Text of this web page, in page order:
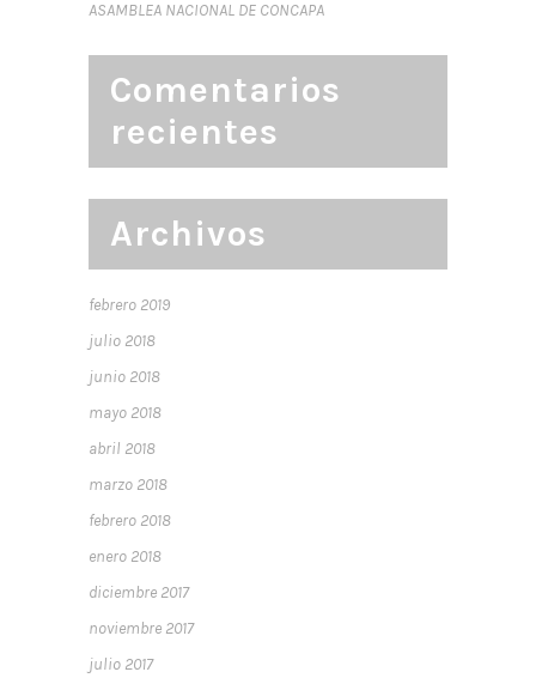
ASAMBLEA NACIONAL DE CONCAPA
Comentarios
recientes
Archivos
febrero 2019
julio 2018
junio 2018
mayo 2018
abril 2018
marzo 2018
febrero 2018
enero 2018
diciembre 2017
noviembre 2017
julio 2017